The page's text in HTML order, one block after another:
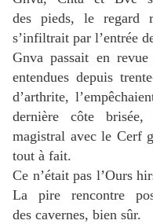
des pieds, le regard
s’infiltrait par l’entrée
Gnva passait en
entendues depuis
d’arthrite,
dernière côte brisée,
magistral avec le Cerf
tout à fait.
Ce n’était pas l’Ours
La pire rencontre
des cavernes, bien sûr.